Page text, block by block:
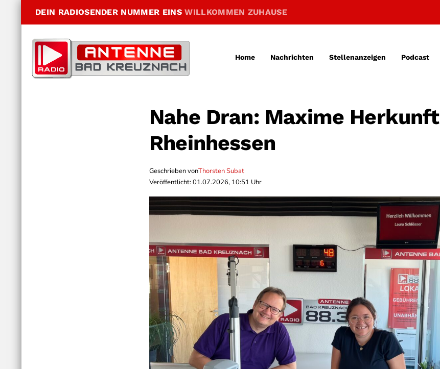
DEIN RADIOSENDER NUMMER EINSWILLKOMMEN ZUHAUSE
Home Nachrichten Stellenanzeigen Podcast
Nahe Dran: Maxime Herkunft
Rheinhessen
Geschrieben vonThorsten Subat
Veröffentlicht: 01.07.2026, 10:51 Uhr